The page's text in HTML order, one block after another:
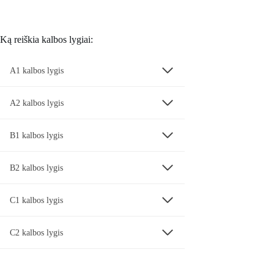
Ką reiškia kalbos lygiai:
A1 kalbos lygis
A2 kalbos lygis
B1 kalbos lygis
B2 kalbos lygis
C1 kalbos lygis
C2 kalbos lygis